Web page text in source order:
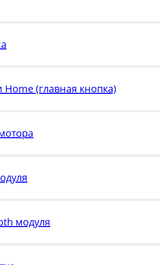
(главная кнопка)
модуля